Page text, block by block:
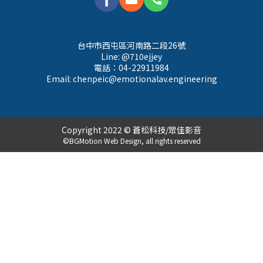
台中市西屯區河南路二段26號
Line: @710ejjey
電話：04-22911984
Email: chenpeic@emotionalav.engineering
Copyright 2022 © 蒼松科技/眾佳影音
©BGMotion Web Design, all rights reserved